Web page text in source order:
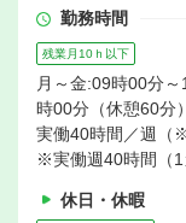
勤務時間
残業月10ｈ以下
月～金:09時00分
時00分（休憩60分）
実働40時間／週（
※実働週40時間（1
休日・休暇